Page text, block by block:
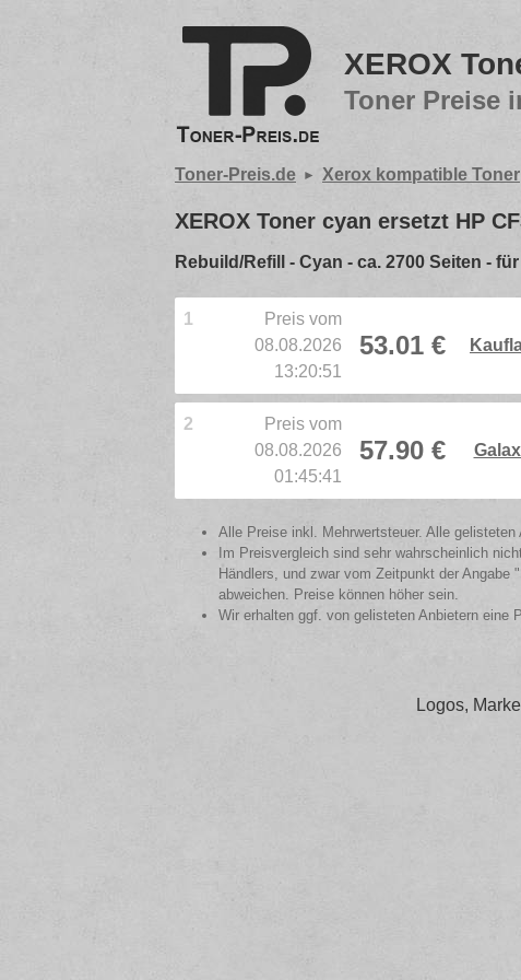
XEROX
Toner Preise
Toner-Preis.de Xerox kompatible Toner
XEROX Toner cyan ersetzt HP
Rebuild/Refill - Cyan - ca. 2700 Seiten -
1
Preis vom
08.08.2026
13:20:51
53.01 €
2
Preis vom
08.08.2026
01:45:41
57.90 €
Alle Preise inkl. Mehrwertsteuer. Alle
Im Preisvergleich sind sehr wahrscheinlich
Händlers, und zwar vom Zeitpunkt der
abweichen. Preise können höher sein.
Wir erhalten ggf. von gelisteten Anbietern eine
Logos,